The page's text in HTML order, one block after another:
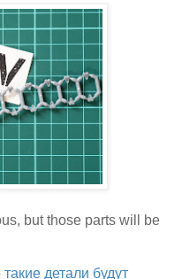
but those parts will be
детали будут